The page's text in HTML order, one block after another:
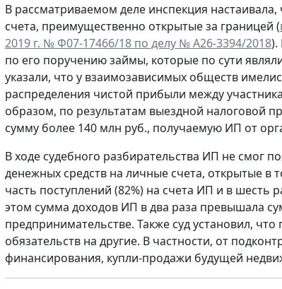
В рассматриваемом деле инспекция
счета, преимущественно открытые за границей (
2019 г. № Ф07-17466/18 по делу № А26-3394/2018).
по его поручению займы, которые по сути
указали, что у взаимозависимых обществ
распределения чистой прибыли между
образом, по результатам выездной налоговой
сумму более 140 млн руб., получаемую ИП от
В ходе судебного разбирательства ИП не смог
денежных средств на личные счета, открытые в
часть поступлений (82%) на счета ИП и в
этом сумма доходов ИП в два раза превышала
предпринимательстве. Также суд установил,
обязательств на другие. В частности, от
финансирования, купли-продажи будущей